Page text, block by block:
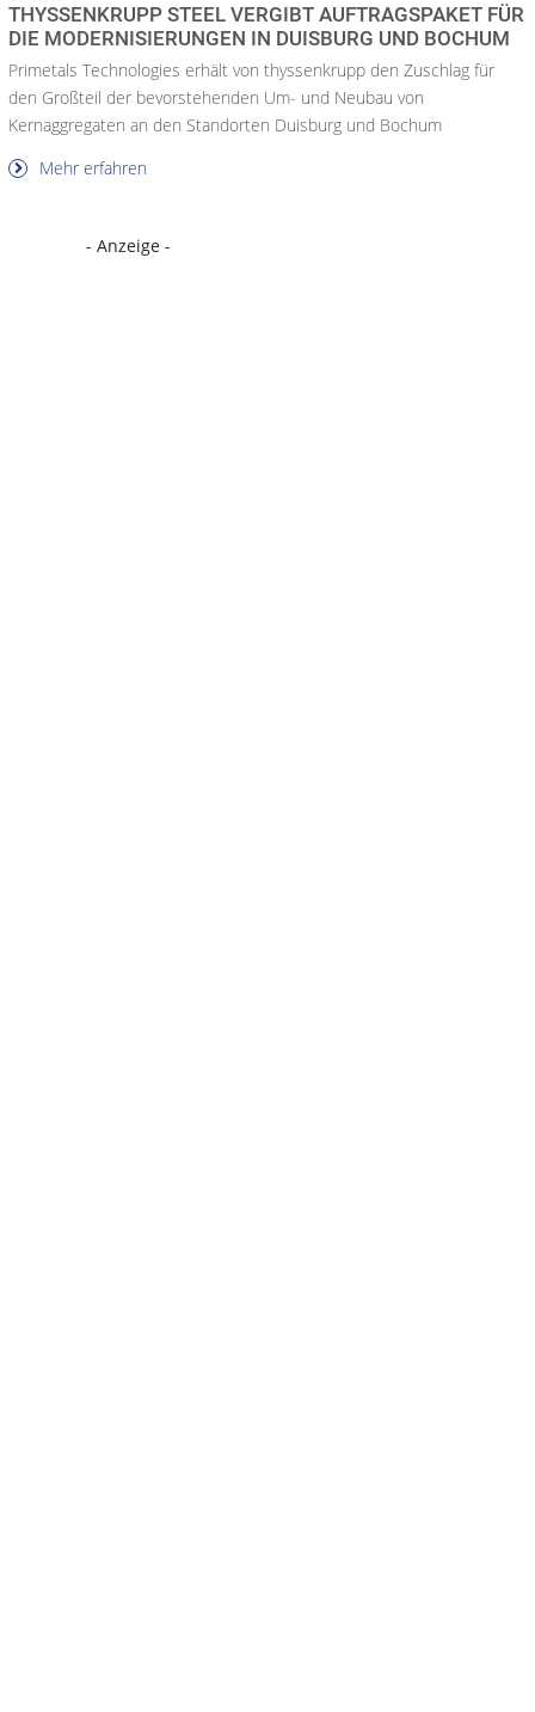
THYSSENKRUPP STEEL VERGIBT AUFTRAGSPAKET FÜR
DIE MODERNISIERUNGEN IN DUISBURG UND BOCHUM
Primetals Technologies erhält von thyssenkrupp den Zuschlag für
den Großteil der bevorstehenden Um- und Neubau von
Kernaggregaten an den Standorten Duisburg und Bochum
Mehr erfahren
- Anzeige -